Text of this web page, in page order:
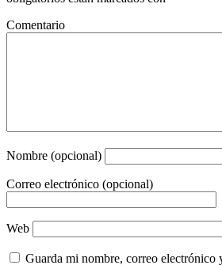
Comentario
Nombre (opcional)
Correo electrónico (opcional)
Web
Guarda mi nombre, correo electrónico